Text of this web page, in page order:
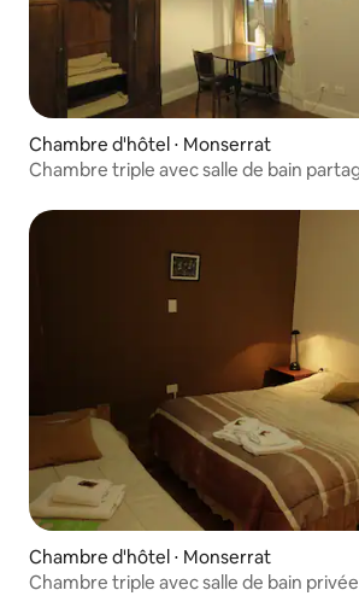
Chambre d'hôtel ⋅ Monserrat
Chambre triple avec salle de bain
Chambre d'hôtel ⋅ Monserrat
Chambre triple avec salle de bain